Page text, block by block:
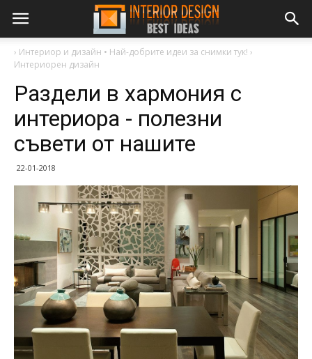
› Интериор и дизайн • Най-добрите идеи за снимки тук! ›
Интериорен дизайн
Раздели в хармония с
интериора - полезни
съвети от нашите
22-01-2018